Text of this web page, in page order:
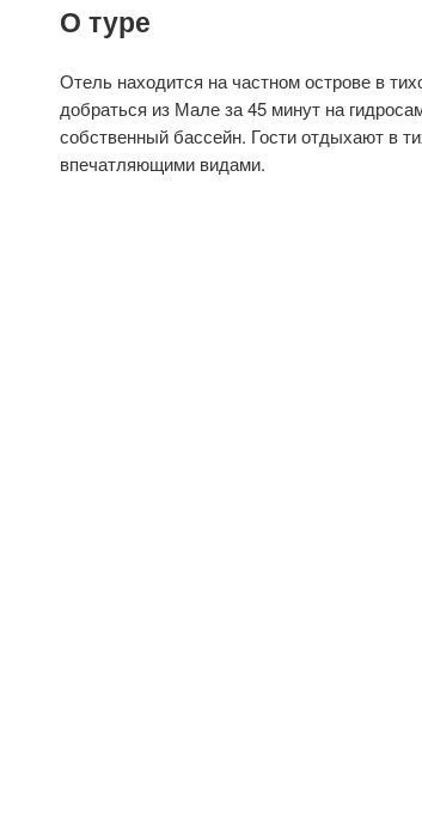
О туре
Отель находится на частном острове в
добраться из Мале за 45 минут на
собственный бассейн. Гости отдыхают в
впечатляющими видами.